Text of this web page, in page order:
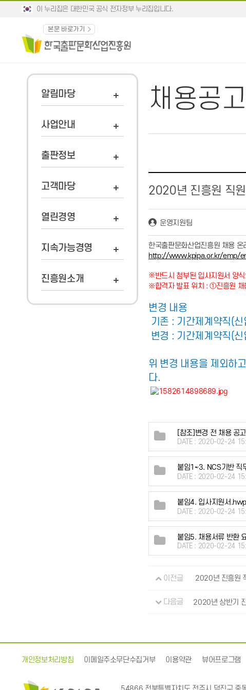
이 누리집은 대한민국 공식 전자정부 누리집입니다.
본문 바로가기
알림마당
사업안내
출판정보
고객마당
열린경영
지속가능경영
진흥원소개
채용공고
2020년 진흥원 직
운영지원팀
한국출판문화산업진흥원 채용 온
http://www.kpipa.or.kr/emp/
※반드시 첨부된 입사지원서 양
※합격자 발표 위치 : ①진흥원
변경 내용
기존 : 기간제계약직(
변경 : 기간제계약직(
위 변경 내용을 제외하
다.
[참조]변경 전 채용 공
DATE : 2020-02-24
붙임1~3. NCS기반 직
DATE : 2020-02-24
붙임4. 입사지원서.hwp
DATE : 2020-02-24
붙임5. 채용서류 반환
DATE : 2020-02-24
이전글 2020년 진흥원
다음글 2020년 상반기
개인정보처리방침 이메일주소무단수집거부 이용약관 뷰어프로그램